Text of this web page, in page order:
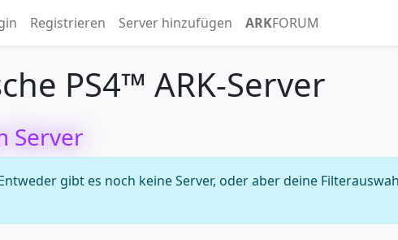
Registrieren Server hinzufügen ARKFORUM
PS4™ ARK-Server
Server
gibt es noch keine Server, oder aber deine